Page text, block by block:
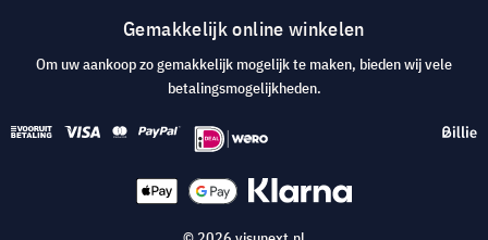
Gemakkelijk online winkelen
Om uw aankoop zo gemakkelijk mogelijk te maken, bieden wij vele
betalingsmogelijkheden.